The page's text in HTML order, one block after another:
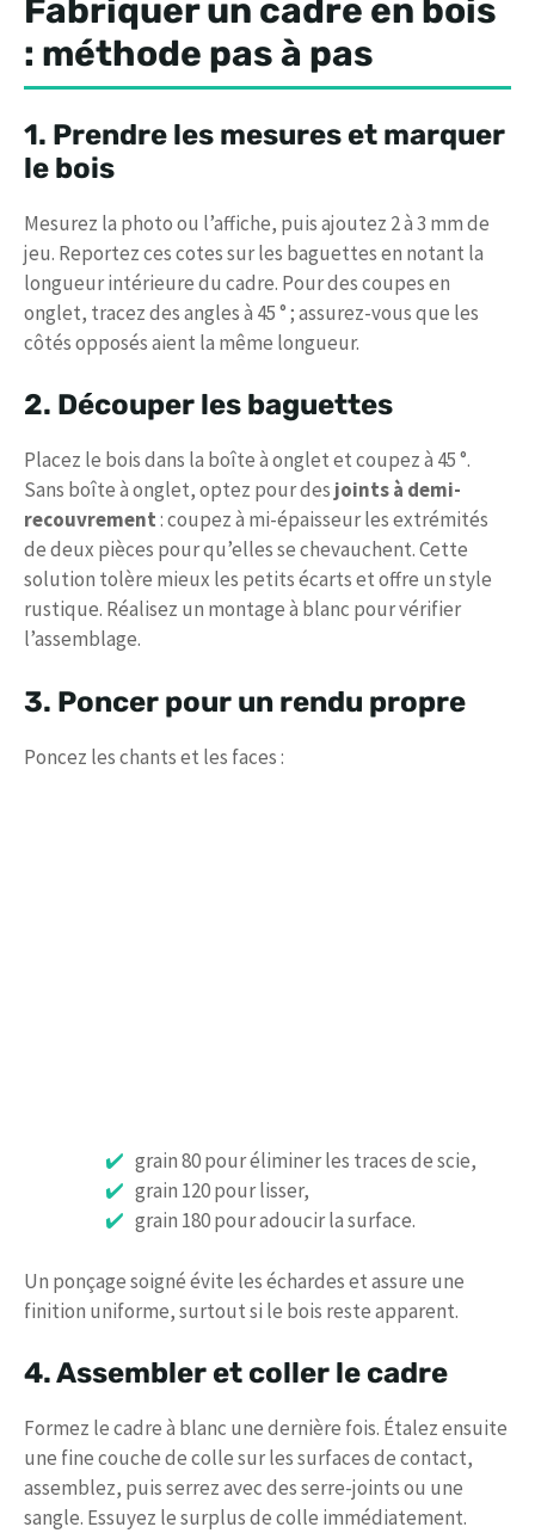
Fabriquer un cadre en bois
: méthode pas à pas
1. Prendre les mesures et marquer
le bois
Mesurez la photo ou l’affiche, puis ajoutez 2 à 3 mm de
jeu. Reportez ces cotes sur les baguettes en notant la
longueur intérieure du cadre. Pour des coupes en
onglet, tracez des angles à 45 ° ; assurez-vous que les
côtés opposés aient la même longueur.
2. Découper les baguettes
Placez le bois dans la boîte à onglet et coupez à 45 °.
Sans boîte à onglet, optez pour desjoints à demi-
recouvrement: coupez à mi-épaisseur les extrémités
de deux pièces pour qu’elles se chevauchent. Cette
solution tolère mieux les petits écarts et offre un style
rustique. Réalisez un montage à blanc pour vérifier
l’assemblage.
3. Poncer pour un rendu propre
Poncez les chants et les faces :
grain 80 pour éliminer les traces de scie,
grain 120 pour lisser,
grain 180 pour adoucir la surface.
Un ponçage soigné évite les échardes et assure une
finition uniforme, surtout si le bois reste apparent.
4. Assembler et coller le cadre
Formez le cadre à blanc une dernière fois. Étalez ensuite
une fine couche de colle sur les surfaces de contact,
assemblez, puis serrez avec des serre-joints ou une
sangle. Essuyez le surplus de colle immédiatement.